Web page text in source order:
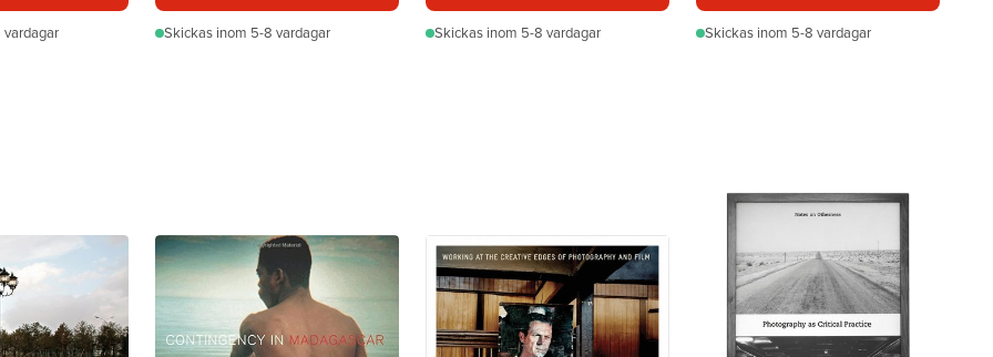
Skickas inom 5-8 vardagar Skickas inom 5-8 vardagar Skickas inom 5-8 vardagar